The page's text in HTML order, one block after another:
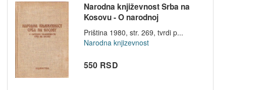
Narodna književnost Srba na
Kosovu - O narodnoj
književnosti...
Priština 1980, str. 269, tvrdi p...
Narodna knjizevnost
550 RSD